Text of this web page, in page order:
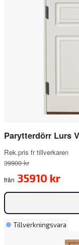
Parytterdörr Lurs
Rek.pris fr tillverkaren
39900 kr
från 35910 kr
Tillverkningsvara